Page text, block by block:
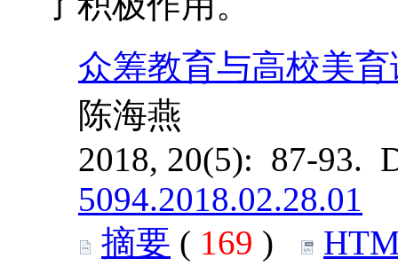
众筹教育与高校美
陈海燕
2018, 20(5): 87-93.
5094.2018.02.28.01
摘要 ( 169 )